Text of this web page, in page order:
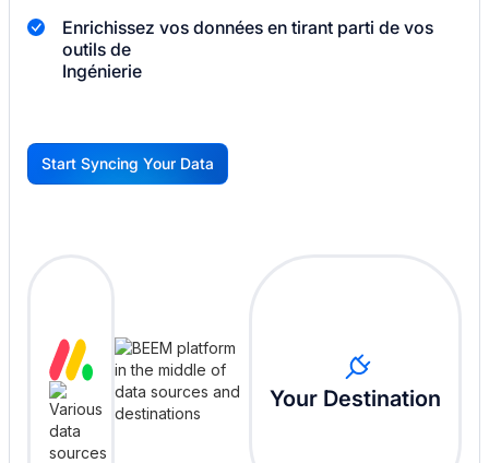
Enrichissez vos données en tirant parti de vos
outils de
Ingénierie
G
Start Syncing Your Data
Your Destination